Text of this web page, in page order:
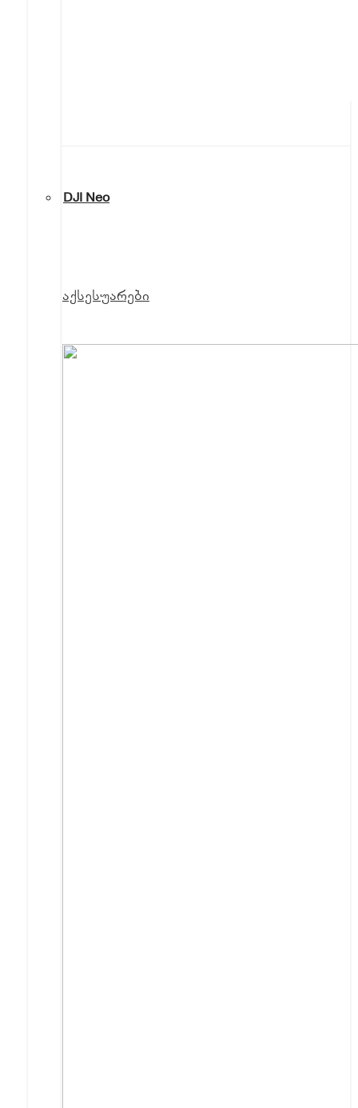
DJI Neo
აქსესუარები